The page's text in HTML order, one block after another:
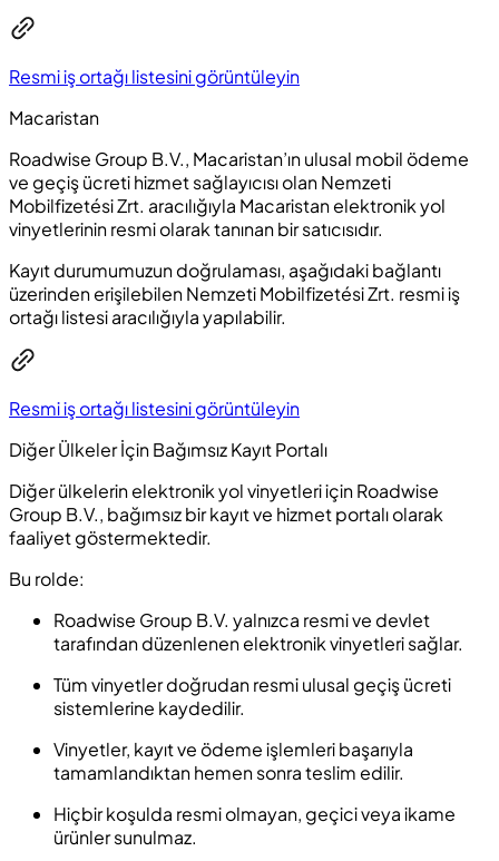
Resmi iş ortağı listesini görüntüleyin
Macaristan
Roadwise Group B.V., Macaristan’ın ulusal mobil ödeme
ve geçiş ücreti hizmet sağlayıcısı olan Nemzeti
Mobilfizetési Zrt. aracılığıyla Macaristan elektronik yol
vinyetlerinin resmi olarak tanınan bir satıcısıdır.
Kayıt durumumuzun doğrulaması, aşağıdaki bağlantı
üzerinden erişilebilen Nemzeti Mobilfizetési Zrt. resmi iş
ortağı listesi aracılığıyla yapılabilir.
Resmi iş ortağı listesini görüntüleyin
Diğer Ülkeler İçin Bağımsız Kayıt Portalı
Diğer ülkelerin elektronik yol vinyetleri için Roadwise
Group B.V., bağımsız bir kayıt ve hizmet portalı olarak
faaliyet göstermektedir.
Bu rolde:
Roadwise Group B.V. yalnızca resmi ve devlet
tarafından düzenlenen elektronik vinyetleri sağlar.
Tüm vinyetler doğrudan resmi ulusal geçiş ücreti
sistemlerine kaydedilir.
Vinyetler, kayıt ve ödeme işlemleri başarıyla
tamamlandıktan hemen sonra teslim edilir.
Hiçbir koşulda resmi olmayan, geçici veya ikame
ürünler sunulmaz.